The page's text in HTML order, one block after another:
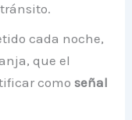
cada noche,
que el
comoseñal